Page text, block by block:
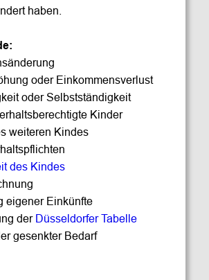
haben.
oder Einkommensverlust
oder Selbstständigkeit
Kinder
weiteren Kindes
des Kindes
eigener Einkünfte
der Düsseldorfer Tabelle
gesenkter Bedarf